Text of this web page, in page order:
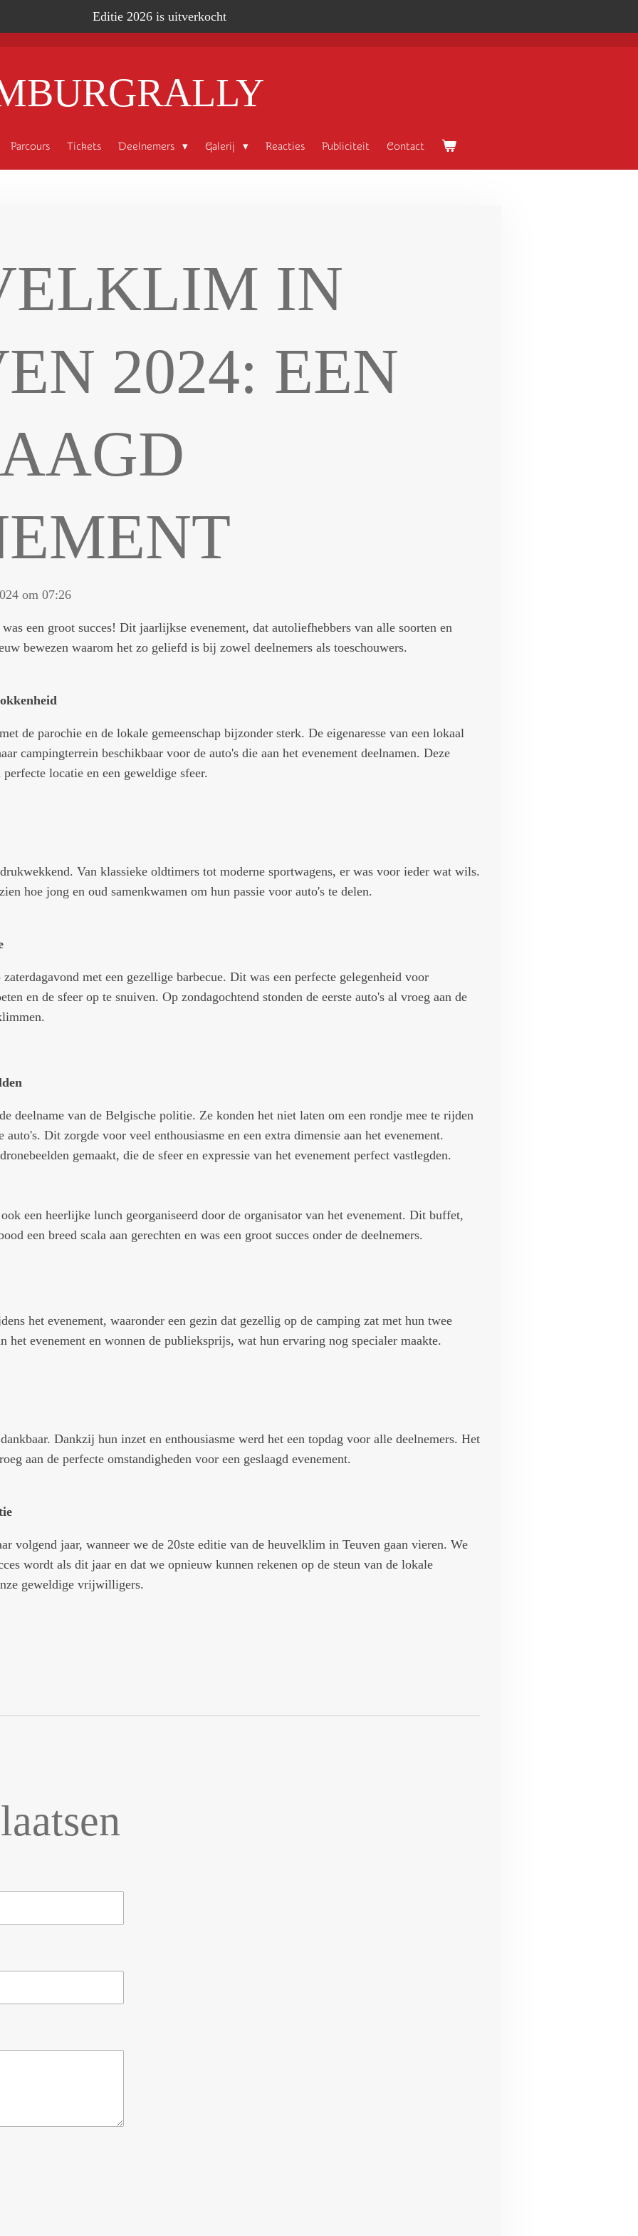
Editie 2026 is uitverkocht
Parcours Tickets Deelnemers Galerij Reacties Publiciteit Contact
IN
2024: EEN
om 07:26
een groot succes! Dit jaarlijkse evenement, dat autoliefhebbers van alle soorten en
bewezen waarom het zo geliefd is bij zowel deelnemers als toeschouwers.
de parochie en de lokale gemeenschap bijzonder sterk. De eigenaresse van een lokaal
campingterrein beschikbaar voor de auto's die aan het evenement deelnamen. Deze
locatie en een geweldige sfeer.
Van klassieke oldtimers tot moderne sportwagens, er was voor ieder wat wils.
hoe jong en oud samenkwamen om hun passie voor auto's te delen.
met een gezellige barbecue. Dit was een perfecte gelegenheid voor
en de sfeer op te snuiven. Op zondagochtend stonden de eerste auto's al vroeg aan de
deelname van de Belgische politie. Ze konden het niet laten om een rondje mee te rijden
Dit zorgde voor veel enthousiasme en een extra dimensie aan het evenement.
gemaakt, die de sfeer en expressie van het evenement perfect vastlegden.
een heerlijke lunch georganiseerd door de organisator van het evenement. Dit buffet,
een breed scala aan gerechten en was een groot succes onder de deelnemers.
het evenement, waaronder een gezin dat gezellig op de camping zat met hun twee
het evenement en wonnen de publieksprijs, wat hun ervaring nog specialer maakte.
Dankzij hun inzet en enthousiasme werd het een topdag voor alle deelnemers. Het
aan de perfecte omstandigheden voor een geslaagd evenement.
volgend jaar, wanneer we de 20ste editie van de heuvelklim in Teuven gaan vieren. We
wordt als dit jaar en dat we opnieuw kunnen rekenen op de steun van de lokale
geweldige vrijwilligers.